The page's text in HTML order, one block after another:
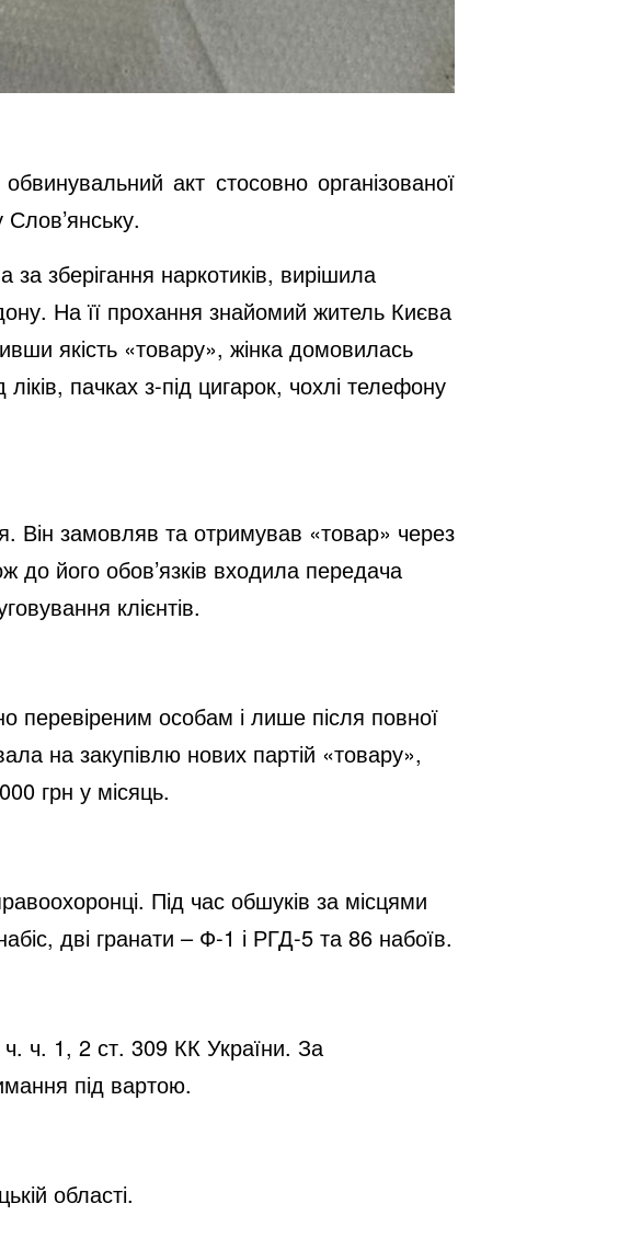
акт стосовно організованої
зберігання наркотиків, вирішила
На її прохання знайомий житель Києва
якість «товару», жінка домовилась
пачках з-під цигарок, чохлі телефону
Він замовляв та отримував «товар» через
до його обов’язків входила передача
клієнтів.
перевіреним особам і лише після повної
на закупівлю нових партій «товару»,
грн у місяць.
Під час обшуків за місцями
дві гранати – Ф-1 і РГД-5 та 86 набоїв.
ч. 1, 2 ст. 309 КК України. За
під вартою.
області.